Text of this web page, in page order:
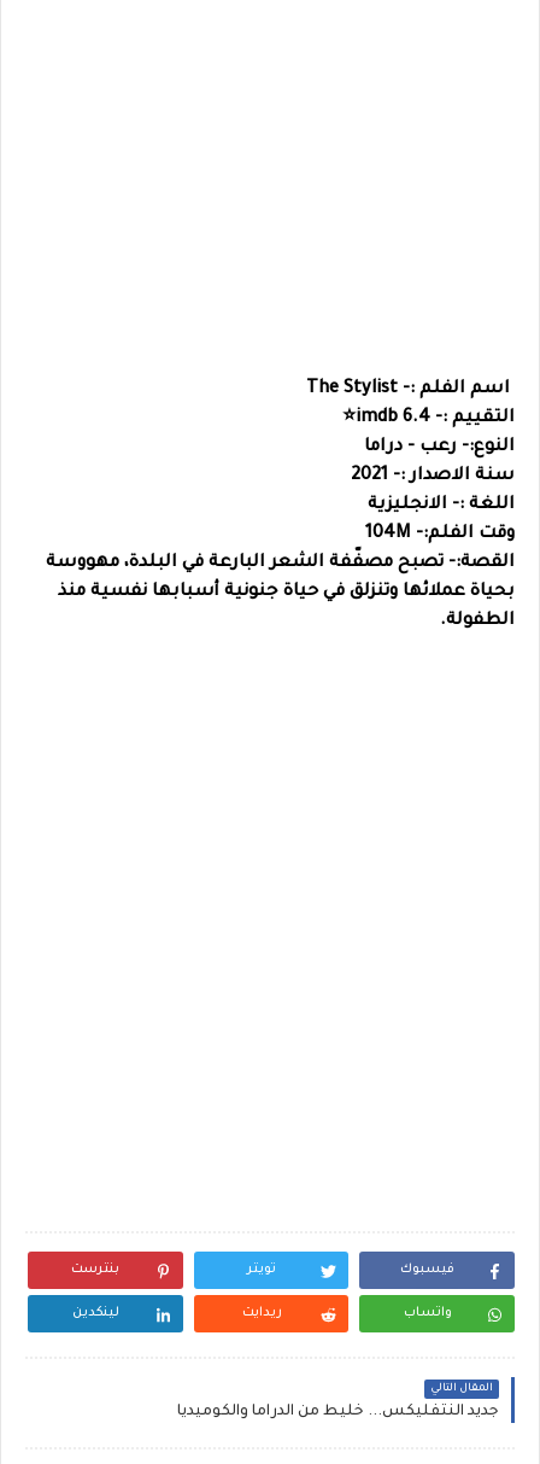
اسم الفلم :- The Stylist
التقييم :- 6.4 imdb⭐️
النوع:- رعب - دراما
سنة الاصدار :- 2021
اللغة :- الانجليزية
وقت الفلم:- 104M
القصة:- تصبح مصفّفة الشعر البارعة في البلدة، مهووسة
بحياة عملائها وتنزلق في حياة جنونية أسبابها نفسية منذ
الطفولة.
فيسبوك تويتر بنترست
واتساب ريدايت لينكدين
المقال التالي
جديد النتفليكس... خليط من الدراما والكوميديا